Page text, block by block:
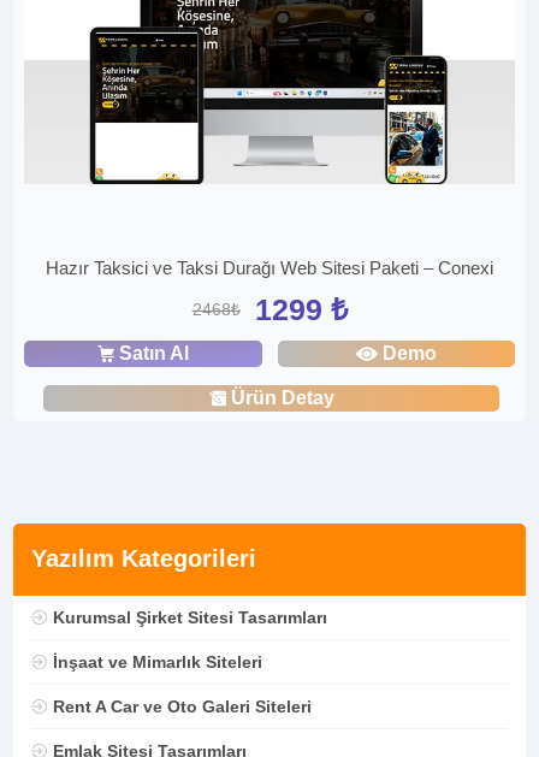
Yazılım Kategorileri
Kurumsal Şirket Sitesi Tasarımları
İnşaat ve Mimarlık Siteleri
Rent A Car ve Oto Galeri Siteleri
Emlak Sitesi Tasarımları
Hazır Taksici ve Taksi Durağı Web Sitesi Paketi – Conexi
2468₺ 1299 ₺
Satın Al Demo
Ürün Detay